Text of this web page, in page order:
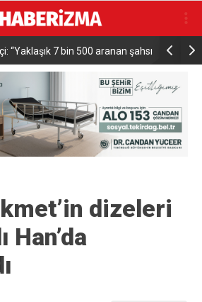
“Yaklaşık 7 bin 500 aranan şahsı
yakalamış durumdayız”
Adalet
dizeleri
Han’da